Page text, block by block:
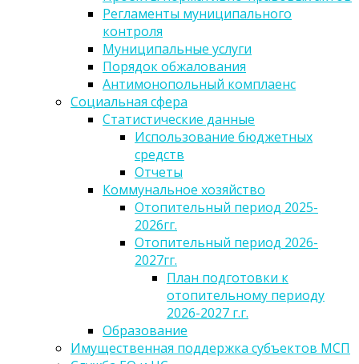
Регламенты муниципального
контроля
Муниципальные услуги
Порядок обжалования
Антимонопольный комплаенс
Социальная сфера
Статистические данные
Использование бюджетных
средств
Отчеты
Коммунальное хозяйство
Отопительный период 2025-
2026гг.
Отопительный период 2026-
2027гг.
План подготовки к
отопительному периоду
2026-2027 г.г.
Образование
Имущественная поддержка субъектов МСП